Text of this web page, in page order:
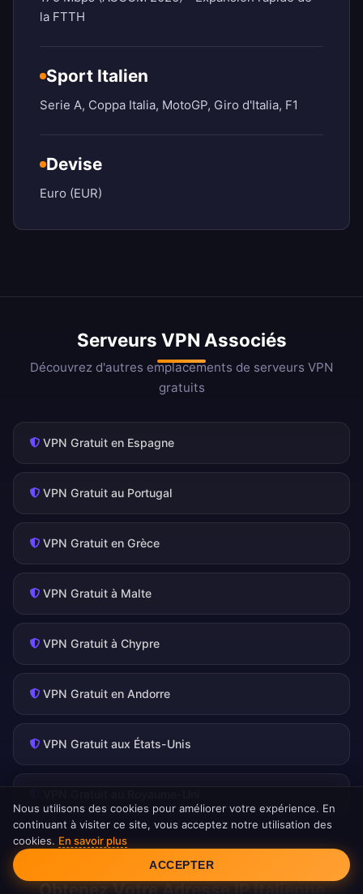
la FTTH
Sport Italien
Serie A, Coppa Italia, MotoGP, Giro d'Italia, F1
Devise
Euro (EUR)
Serveurs VPN Associés
Découvrez d'autres emplacements de serveurs VPN
gratuits
VPN Gratuit en Espagne
VPN Gratuit au Portugal
VPN Gratuit en Grèce
VPN Gratuit à Malte
VPN Gratuit à Chypre
VPN Gratuit en Andorre
VPN Gratuit aux États-Unis
Obtenez Votre Adresse IP Italienne
Consentement aux cookies
Nous utilisons des cookies pour améliorer votre expérience. En
continuant à visiter ce site, vous acceptez notre utilisation des
cookies. En savoir plus
ACCEPTER